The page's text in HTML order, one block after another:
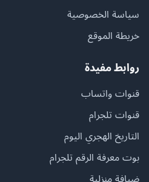
سياسة الخصوصية
خريطة الموقع
روابط مفيدة
قنوات واتساب
قنوات تلجرام
التاريخ الهجري اليوم
بوت معرفة الرقم تلجرام
ضيافة منزلية